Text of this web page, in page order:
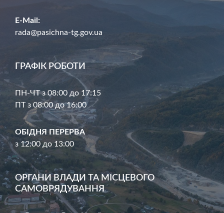
E-Mail:
rada@pasichna-tg.gov.ua
ГРАФІК РОБОТИ
ПН-ЧТ з 08:00 до 17:15
ПТ з 08:00 до 16:00
ОБІДНЯ ПЕРЕРВА
з 12:00 до 13:00
ОРГАНИ ВЛАДИ ТА МІСЦЕВОГО
САМОВРЯДУВАННЯ